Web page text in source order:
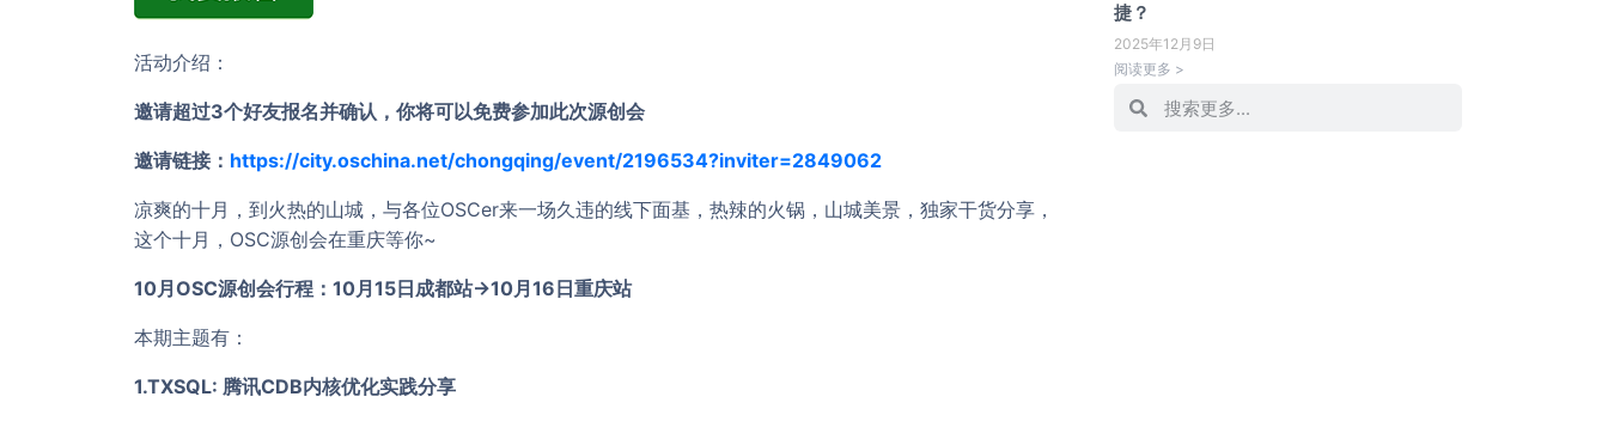
活动介绍：
邀请超过3个好友报名并确认，你将可以免费参加此次源创会
邀请链接： https://city.oschina.net/chongqing/event/2196534?inviter=2849062
凉爽的十月，到火热的山城，与各位OSCer来一场久违的线下面基，热辣的火锅，山城美景，独家干货分享，
这个十月，OSC源创会在重庆等你~
10月OSC源创会行程：10月15日成都站→10月16日重庆站
本期主题有：
1.TXSQL: 腾讯CDB内核优化实践分享
捷？
2025年12月9日
阅读更多 >